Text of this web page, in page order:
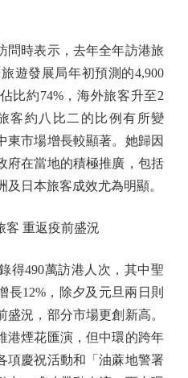
時表示，去年全年訪港旅
遊發展局年初預測的4,900
比約74%，海外旅客升至2
客約八比二的比例有所變
東市場增長較顯著。她歸因
府在當地的積極推廣，包括
日本旅客成效尤為明顯。
重返疫前盛況
490萬訪港人次，其中聖
長12%，除夕及元旦兩日則
況，部分市場更創新高。
港煙花匯演，但中環的跨年
項慶祝活動和「油蔴地警署